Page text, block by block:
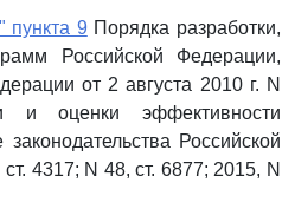
пункта 9 Порядка разработки,
Российской Федерации,
от 2 августа 2010 г. N
и оценки эффективности
Российской
4317; N 48, ст. 6877; 2015, N